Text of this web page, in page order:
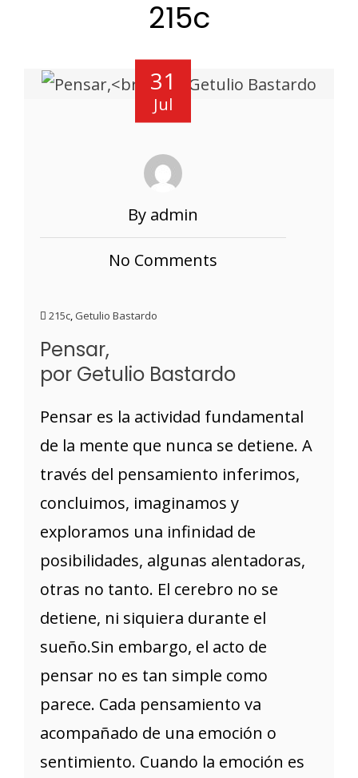
215c
31
Jul
By admin
No Comments
215c, Getulio Bastardo
Pensar,
por Getulio Bastardo
Pensar es la actividad fundamental
de la mente que nunca se detiene. A
través del pensamiento inferimos,
concluimos, imaginamos y
exploramos una infinidad de
posibilidades, algunas alentadoras,
otras no tanto. El cerebro no se
detiene, ni siquiera durante el
sueño.Sin embargo, el acto de
pensar no es tan simple como
parece. Cada pensamiento va
acompañado de una emoción o
sentimiento. Cuando la emoción es